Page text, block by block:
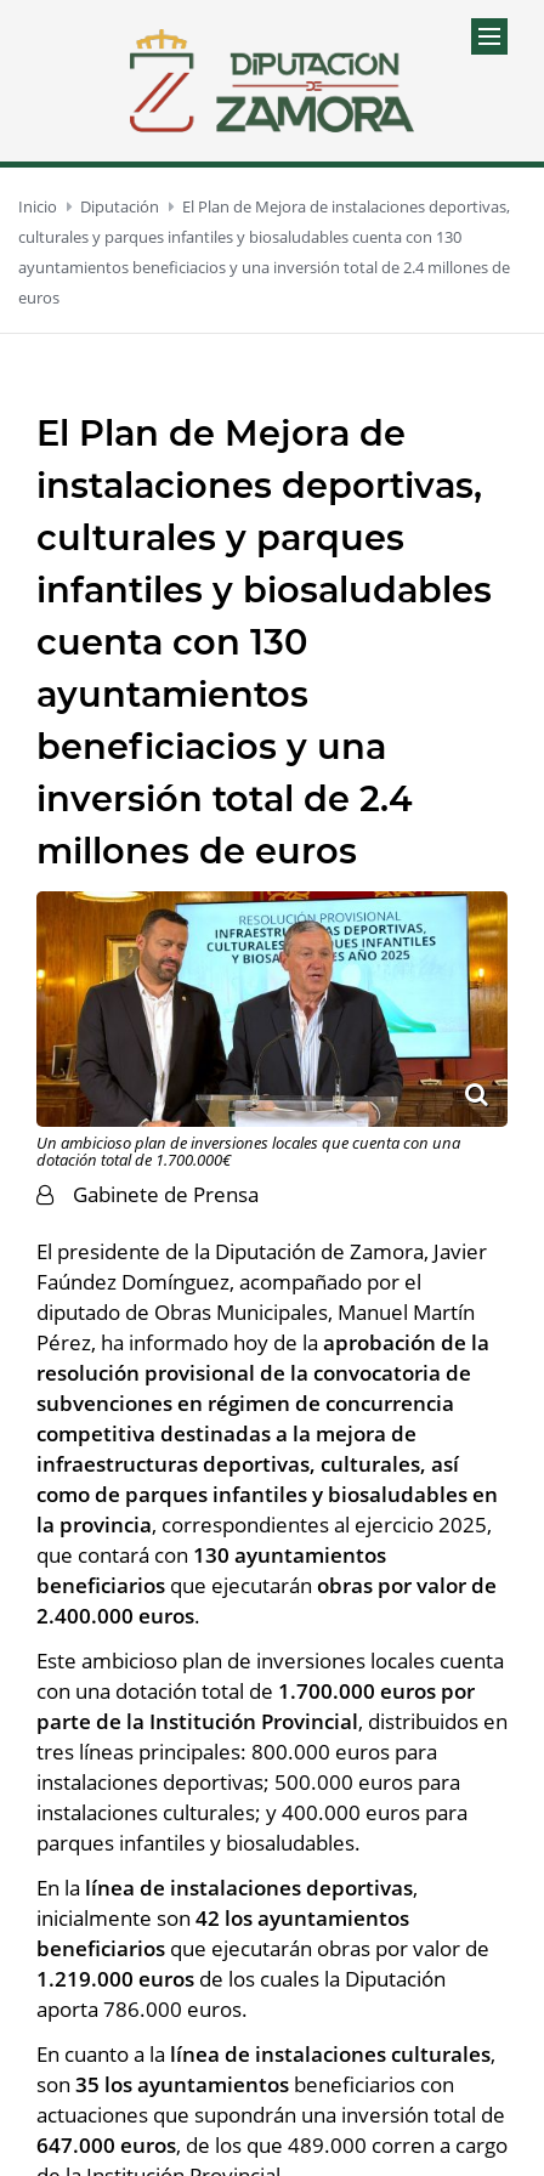
Inicio Diputación
El Plan de Mejora de instalaciones deportivas,
culturales y parques infantiles y biosaludables cuenta con 130
ayuntamientos beneficiacios y una inversión total de 2.4 millones de
euros
El Plan de Mejora de
instalaciones deportivas,
culturales y parques
infantiles y biosaludables
cuenta con 130
ayuntamientos
beneficiacios y una
inversión total de 2.4
millones de euros
Un ambicioso plan de inversiones locales que cuenta con una
dotación total de 1.700.000€
Gabinete de Prensa
El presidente de la Diputación de Zamora, Javier
Faúndez Domínguez, acompañado por el
diputado de Obras Municipales, Manuel Martín
Pérez, ha informado hoy de la aprobación de la
resolución provisional de la convocatoria de
subvenciones en régimen de concurrencia
competitiva destinadas a la mejora de
infraestructuras deportivas, culturales, así
como de parques infantiles y biosaludables en
la provincia, correspondientes al ejercicio 2025,
que contará con 130 ayuntamientos
beneficiarios que ejecutarán obras por valor de
2.400.000 euros.
Este ambicioso plan de inversiones locales cuenta
con una dotación total de 1.700.000 euros por
parte de la Institución Provincial, distribuidos en
tres líneas principales: 800.000 euros para
instalaciones deportivas; 500.000 euros para
instalaciones culturales; y 400.000 euros para
parques infantiles y biosaludables.
En la línea de instalaciones deportivas,
inicialmente son 42 los ayuntamientos
beneficiarios que ejecutarán obras por valor de
1.219.000 euros de los cuales la Diputación
aporta 786.000 euros.
En cuanto a la línea de instalaciones culturales,
son 35 los ayuntamientos beneficiarios con
actuaciones que supondrán una inversión total de
647.000 euros, de los que 489.000 corren a cargo